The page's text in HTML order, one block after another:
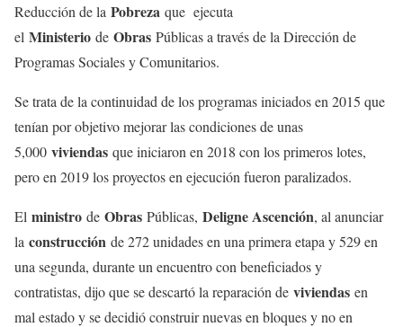
Reducción de la Pobreza que ejecuta
el Ministerio de Obras Públicas a través de la Dirección de
Programas Sociales y Comunitarios.
Se trata de la continuidad de los programas iniciados en 2015 que
tenían por objetivo mejorar las condiciones de unas
5,000 viviendas que iniciaron en 2018 con los primeros lotes,
pero en 2019 los proyectos en ejecución fueron paralizados.
El ministro de Obras Públicas, Deligne Ascención, al anunciar
la construcción de 272 unidades en una primera etapa y 529 en
una segunda, durante un encuentro con beneficiados y
contratistas, dijo que se descartó la reparación de viviendas en
mal estado y se decidió construir nuevas en bloques y no en